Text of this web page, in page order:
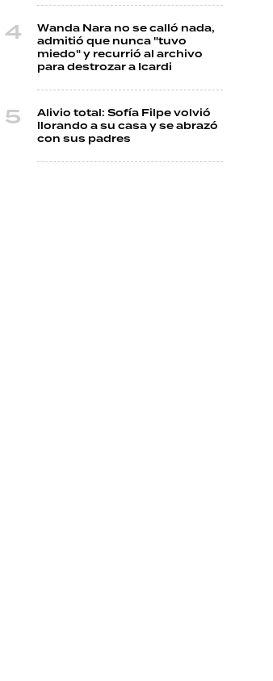
Wanda Nara no se calló nada,
admitió que nunca "tuvo
miedo" y recurrió al archivo
para destrozar a Icardi
Alivio total: Sofía Filpe volvió
llorando a su casa y se abrazó
con sus padres